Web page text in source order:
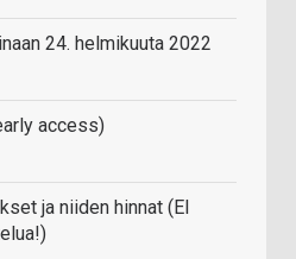
24. helmikuuta 2022
access)
ja niiden hinnat (EI